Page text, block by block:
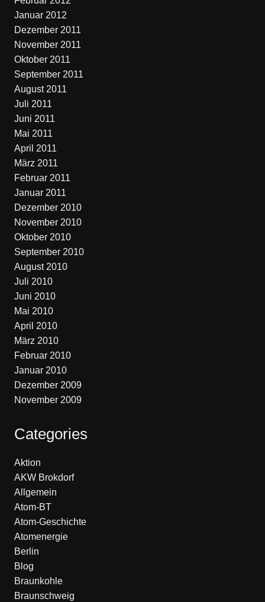
Januar 2012
Dezember 2011
November 2011
Oktober 2011
September 2011
August 2011
Juli 2011
Juni 2011
Mai 2011
April 2011
März 2011
Februar 2011
Januar 2011
Dezember 2010
November 2010
Oktober 2010
September 2010
August 2010
Juli 2010
Juni 2010
Mai 2010
April 2010
März 2010
Februar 2010
Januar 2010
Dezember 2009
November 2009
Categories
Aktion
AKW Brokdorf
Allgemein
Atom-BT
Atom-Geschichte
Atomenergie
Berlin
Blog
Braunkohle
Braunschweig